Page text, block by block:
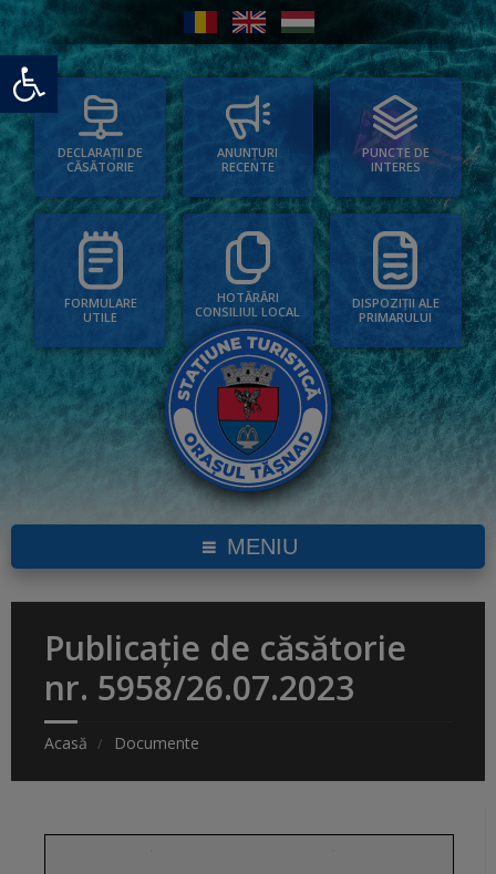
Deschide bara de unelte
DECLARAȚII DE
CĂSĂTORIE
ANUNȚURI
RECENTE
PUNCTE DE
INTERES
FORMULARE
UTILE
HOTĂRÂRI
CONSILIUL LOCAL
DISPOZIȚII ALE
PRIMARULUI
MENIU
Publicație de căsătorie
nr. 5958/26.07.2023
Acasă Documente